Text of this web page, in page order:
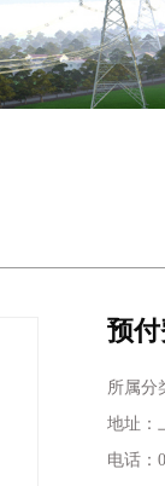
预
所属分
地址：
电话：